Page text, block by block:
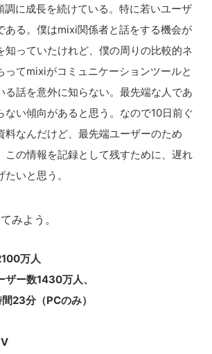
に成長を続けている。特に若いユーザ
ある。僕はmixi関係者と話をする機会が
知っていたけれど、僕の周りの比較的ネ
ってmixiがコミュニケーションツールと
る話を意外に知らない。最先端な人であ
ない傾向があると思う。なので10日前ぐ
料なんだけど、最先端ユーザーのため
この情報を記録として残すために、遅れ
いと思う。
みよう。
万人
ザー数1430万人、
23分（PCのみ）